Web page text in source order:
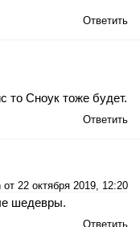
Ответить
то Сноук тоже будет.
Ответить
от 22 октября 2019, 12:20
шедевры.
Ответить